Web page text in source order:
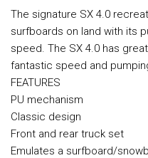
The signature SX 4.0
surfboards on land with its
speed. The SX 4.0 has
fantastic speed and
FEATURES
PU mechanism
Classic design
Front and rear truck set
Emulates a surfboard/